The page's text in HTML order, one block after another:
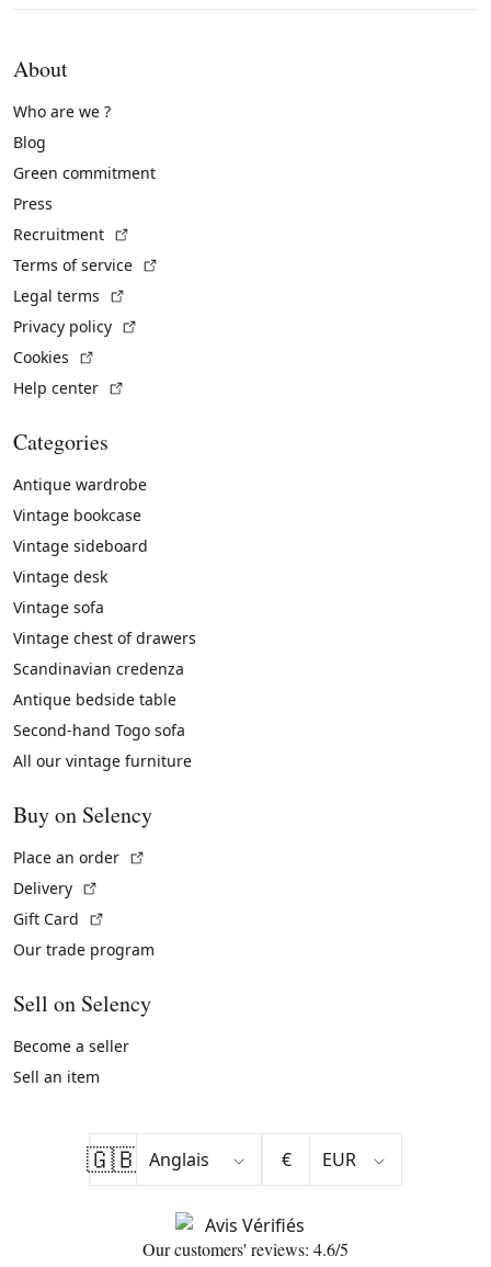
About
Who are we ?
Blog
Green commitment
Press
Recruitment
Terms of service
Legal terms
Privacy policy
Cookies
Help center
Categories
Antique wardrobe
Vintage bookcase
Vintage sideboard
Vintage desk
Vintage sofa
Vintage chest of drawers
Scandinavian credenza
Antique bedside table
Second-hand Togo sofa
All our vintage furniture
Buy on Selency
Place an order
Delivery
Gift Card
Our trade program
Sell on Selency
Become a seller
Sell an item
🇬🇧 €
Our customers' reviews: 4.6/5